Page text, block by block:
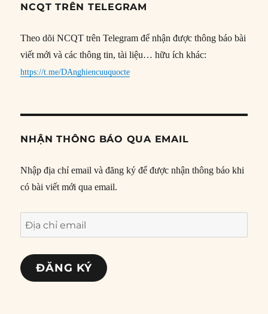
NCQT TRÊN TELEGRAM
Theo dõi NCQT trên Telegram để nhận được thông báo bài
viết mới và các thông tin, tài liệu… hữu ích khác:
https://t.me/DAnghiencuuquocte
NHẬN THÔNG BÁO QUA EMAIL
Nhập địa chỉ email và đăng ký để được nhận thông báo khi
có bài viết mới qua email.
Địa
chỉ
email
ĐĂNG KÝ